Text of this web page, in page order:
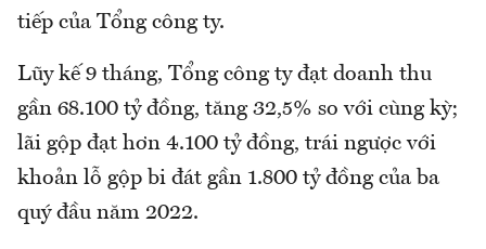
tiếp của Tổng công ty.
Lũy kế 9 tháng, Tổng công ty đạt doanh thu
gần 68.100 tỷ đồng, tăng 32,5% so với cùng kỳ;
lãi gộp đạt hơn 4.100 tỷ đồng, trái ngược với
khoản lỗ gộp bi đát gần 1.800 tỷ đồng của ba
quý đầu năm 2022.